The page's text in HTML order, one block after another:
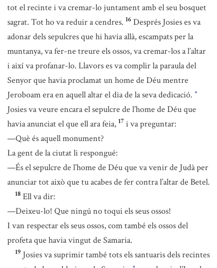
tot el recinte i va cremar-lo juntament amb el seu bosquet
sagrat. Tot ho va reduir a cendres. 16 Després Josies es va
adonar dels sepulcres que hi havia allà, escampats per la
muntanya, va fer-ne treure els ossos, va cremar-los a l’altar
i així va profanar-lo. Llavors es va complir la paraula del
Senyor que havia proclamat un home de Déu mentre
Jeroboam era en aquell altar el dia de la seva dedicació. *
Josies va veure encara el sepulcre de l’home de Déu que
havia anunciat el que ell ara feia, 17 i va preguntar:
—Què és aquell monument?
La gent de la ciutat li respongué:
—És el sepulcre de l’home de Déu que va venir de Judà per
anunciar tot això que tu acabes de fer contra l’altar de Betel.
18 Ell va dir:
—Deixeu-lo! Que ningú no toqui els seus ossos!
I van respectar els seus ossos, com també els ossos del
profeta que havia vingut de Samaria.
19 Josies va suprimir també tots els santuaris dels recintes